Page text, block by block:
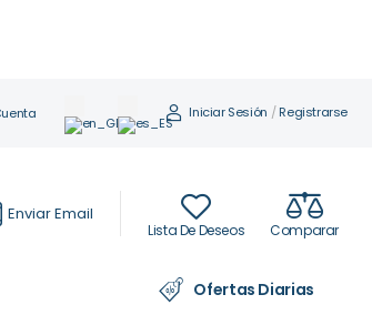
Iniciar Sesión / Registrarse
Enviar Email
Lista De Deseos Comparar
Ofertas Diarias